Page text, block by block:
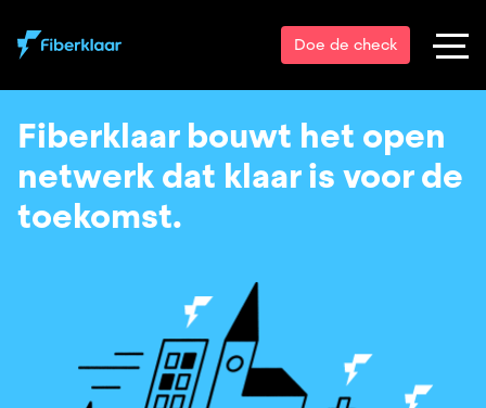
Doe de check
Fiberklaar bouwt het open
netwerk dat klaar is voor de
toekomst.